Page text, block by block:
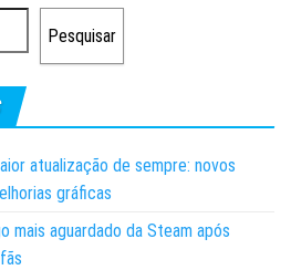
Pesquisar
atualização de sempre: novos
gráficas
aguardado da Steam após